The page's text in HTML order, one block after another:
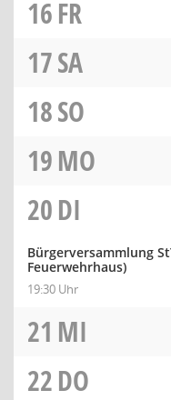
16FR
17SA
18SO
19MO
20DI
Bürgerversammlung
Feuerwehrhaus)
19:30 Uhr
21 MI
22DO